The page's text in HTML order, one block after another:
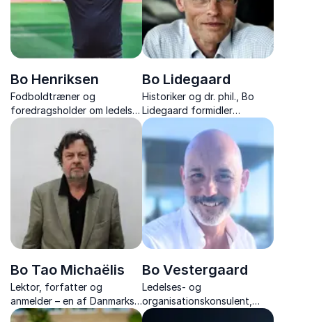
Bo Henriksen
Fodboldtræner og
foredragsholder om ledelse,
kultur og præstation,
inspirerer med ærlige
erfaringer og vejen til
resultater gennem stærke
relationer.
Bo Lidegaard
Historiker og dr. phil., Bo
Lidegaard formidler
Danmarks historie og politik
med indsigt og nærvær.
Bo Tao Michaëlis
Lektor, forfatter og
anmelder – en af Danmarks
førende eksperter i
Bo Vestergaard
Ledelses- og
organisationskonsulent,
underviser, og forfatter, der